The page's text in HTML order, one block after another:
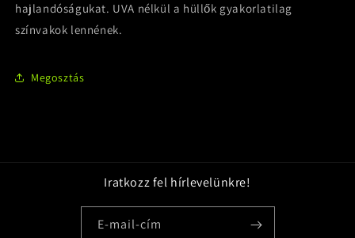
hajlandóságukat. UVA nélkül a hüllők gyakorlatilag
színvakok lennének.
Megosztás
Iratkozz fel hírlevelünkre!
E-mail-cím